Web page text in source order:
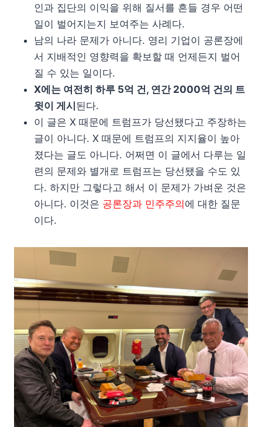
인과 집단의 이익을 위해 질서를 흔들 경우 어떤
일이 벌어지는지 보여주는 사례다.
남의 나라 문제가 아니다. 영리 기업이 공론장에
서 지배적인 영향력을 확보할 때 언제든지 벌어
질 수 있는 일이다.
X에는 여전히 하루 5억 건, 연간 2000억 건의 트
윗이 게시 된다.
이 글은 X 때문에 트럼프가 당선됐다고 주장하는
글이 아니다. X 때문에 트럼프의 지지율이 높아
졌다는 글도 아니다. 어쩌면 이 글에서 다루는 일
련의 문제와 별개로 트럼프는 당선됐을 수도 있
다. 하지만 그렇다고 해서 이 문제가 가벼운 것은
아니다. 이것은 공론장과 민주주의 에 대한 질문
이다.